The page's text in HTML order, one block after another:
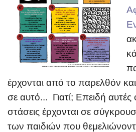
έρχονται από το παρελθόν
σε αυτό... Γιατί; Επειδή αυτές
στάσεις έρχονται σε
των παιδιών που